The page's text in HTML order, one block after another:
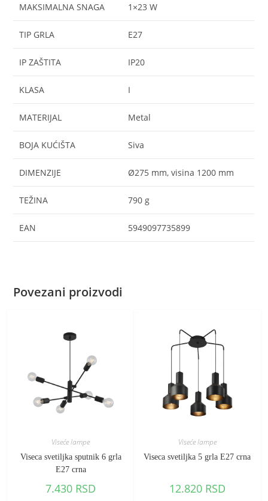
MAKSIMALNA SNAGA 1×23 W
TIP GRLA E27
IP ZAŠTITA IP20
KLASA I
MATERIJAL Metal
BOJA KUĆIŠTA Siva
DIMENZIJE Ø275 mm, visina 1200 mm
TEŽINA 790 g
EAN 5949097735899
Povezani proizvodi
Viseće lampe
Viseca svetiljka sputnik 6 grla
E27 crna
7.430 RSD
Viseće lampe
Viseca svetiljka 5 grla E27 crna
12.820 RSD